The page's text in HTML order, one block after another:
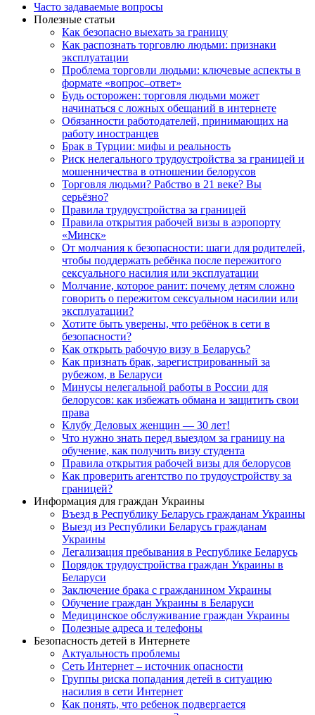
Часто задаваемые вопросы
Полезные статьи
Как безопасно выехать за границу
Как распознать торговлю людьми: признаки
эксплуатации
Проблема торговли людьми: ключевые аспекты в
формате «вопрос–ответ»
Будь осторожен: торговля людьми может
начинаться с ложных обещаний в интернете
Обязанности работодателей, принимающих на
работу иностранцев
Брак в Турции: мифы и реальность
Риск нелегального трудоустройства за границей и
мошенничества в отношении белорусов
Торговля людьми? Рабство в 21 веке? Вы
серьёзно?
Правила трудоустройства за границей
Правила открытия рабочей визы в аэропорту
«Минск»
От молчания к безопасности: шаги для родителей,
чтобы поддержать ребёнка после пережитого
сексуального насилия или эксплуатации
Молчание, которое ранит: почему детям сложно
говорить о пережитом сексуальном насилии или
эксплуатации?
Хотите быть уверены, что ребёнок в сети в
безопасности?
Как открыть рабочую визу в Беларусь?
Как признать брак, зарегистрированный за
рубежом, в Беларуси
Минусы нелегальной работы в России для
белорусов: как избежать обмана и защитить свои
права
Клубу Деловых женщин — 30 лет!
Что нужно знать перед выездом за границу на
обучение, как получить визу студента
Правила открытия рабочей визы для белорусов
Как проверить агентство по трудоустройству за
границей?
Информация для граждан Украины
Въезд в Республику Беларусь гражданам Украины
Выезд из Республики Беларусь гражданам
Украины
Легализация пребывания в Республике Беларусь
Порядок трудоустройства граждан Украины в
Беларуси
Заключение брака с гражданином Украины
Обучение граждан Украины в Беларуси
Медицинское обслуживание граждан Украины
Полезные адреса и телефоны
Безопасность детей в Интернете
Актуальность проблемы
Сеть Интернет – источник опасности
Группы риска попадания детей в ситуацию
насилия в сети Интернет
Как понять, что ребенок подвергается